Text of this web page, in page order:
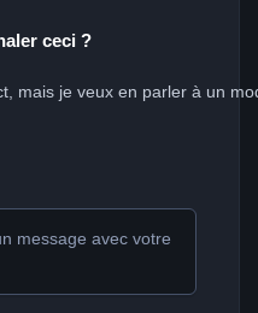
ceci ?
message avec votre